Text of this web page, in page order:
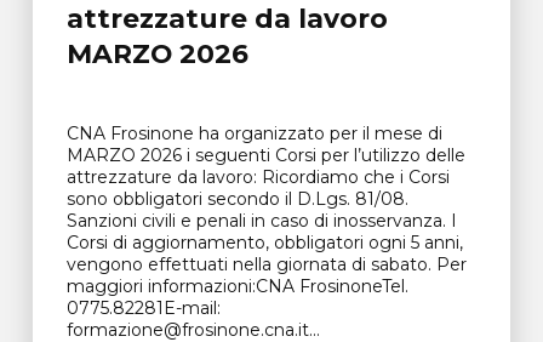
attrezzature da lavoro
MARZO 2026
CNA Frosinone ha organizzato per il mese di
MARZO 2026 i seguenti Corsi per l’utilizzo delle
attrezzature da lavoro: Ricordiamo che i Corsi
sono obbligatori secondo il D.Lgs. 81/08.
Sanzioni civili e penali in caso di inosservanza. I
Corsi di aggiornamento, obbligatori ogni 5 anni,
vengono effettuati nella giornata di sabato. Per
maggiori informazioni:CNA FrosinoneTel.
0775.82281E-mail:
formazione@frosinone.cna.it...